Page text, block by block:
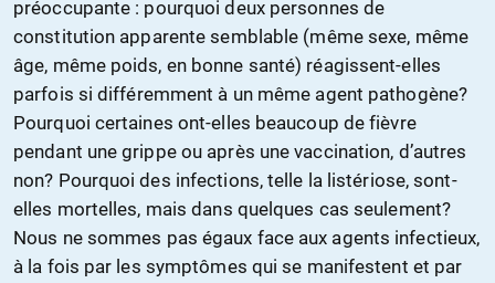
préoccupante : pourquoi deux personnes de
constitution apparente semblable (même sexe, même
âge, même poids, en bonne santé) réagissent-elles
parfois si différemment à un même agent pathogène?
Pourquoi certaines ont-elles beaucoup de fièvre
pendant une grippe ou après une vaccination, d’autres
non? Pourquoi des infections, telle la listériose, sont-
elles mortelles, mais dans quelques cas seulement?
Nous ne sommes pas égaux face aux agents infectieux,
à la fois par les symptômes qui se manifestent et par